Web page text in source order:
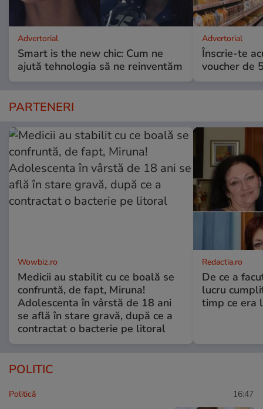
Advertorial
Smart is the new chic: Cum ne
ajută tehnologia să ne reinventăm
Advertorial
Înscrie-te
voucher de
PARTENERI
Wowbiz.ro
Medicii au stabilit cu ce boală se
confruntă, de fapt, Miruna!
Adolescenta în vârstă de 18 ani
se află în stare gravă, după ce a
contractat o bacterie pe litoral
Redactia.ro
De ce a
lucru
timp ce era
POLITIC
Politică 16:47